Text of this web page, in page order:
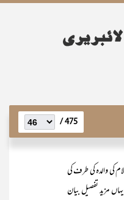
475 /
والدہ کی طرف کی
مزید تفصیل بیان